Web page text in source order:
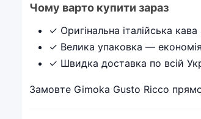
Чому варто купити зараз
✓ Оригінальна італійська
✓ Велика упаковка —
✓ Швидка доставка по всій
Замовте Gimoka Gusto Ricco